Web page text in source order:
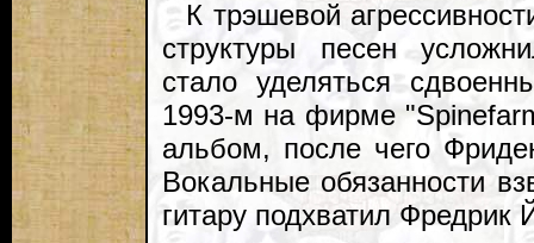
К трэшевой
структуры песен
стало уделяться
1993-м на фирме
альбом, после чего
Вокальные обязанности
гитару подхватил Фредрик